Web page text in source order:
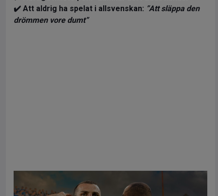
✔️ Att aldrig ha spelat i allsvenskan: ”Att släppa den
drömmen vore dumt”